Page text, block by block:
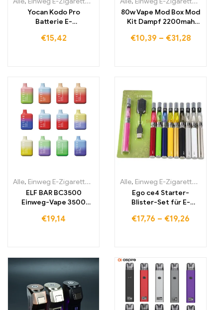
Yocan Kodo Pro
Batterie E-
€15,42
80w Vape Mod Box Mod
Kit Dampf 2200mah
€10,39 – €31,28
Alle, Einweg E-Zigaretten Einweg-E-Zigaretten Litauen,Einweg-
ELF BAR BC3500
Einweg-Vape 3500
€19,14
Alle, Einweg E-Zigaretten
Ego ce4 Starter-
Blister-Set für E-
€17,76 – €19,26